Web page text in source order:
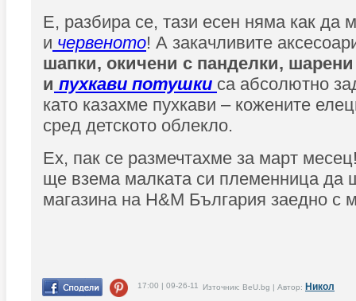
Е, разбира се, тази есен няма как да
и червеното! А закачливите
шапки, окичени с панделки,
и пухкави потушки са абсолютно
като казахме пухкави – кожените
сред детското облекло.
Ех, пак се размечтахме за март
ще взема малката си племенница да
магазина на H&M България заедно с
17:00 | 09-26-11 Източник: BeU.bg | Автор: Никол